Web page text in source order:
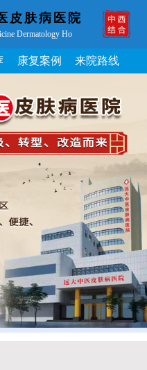
皮肤病医院
Dermatology Ho
康复案例 来院路线